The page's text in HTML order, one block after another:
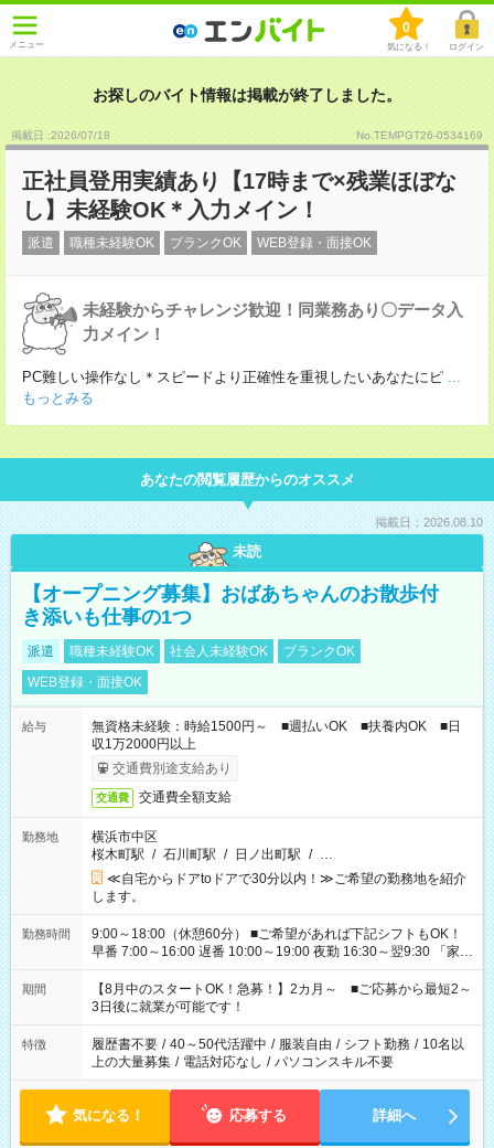
メニュー
0
気になる！ ログイン
お探しのバイト情報は掲載が終了しました。
掲載日 :2026/07/18 No.TEMPGT26-0534169
正社員登用実績あり【17時まで×残業ほぼな
し】未経験OK＊入力メイン！
派遣 職種未経験OK ブランクOK WEB登録・面接OK
未経験からチャレンジ歓迎！同業務あり〇データ入
力メイン！
PC難しい操作なし＊スピードより正確性を重視したいあなたにピ ...
もっとみる
あなたの閲覧履歴からのオススメ
掲載日：2026.08.10
未読
【オープニング募集】おばあちゃんのお散歩付
き添いも仕事の1つ
派遣 職種未経験OK 社会人未経験OK
ブランクOK
WEB登録・面接OK
給与
無資格未経験：時給1500円～ ■週払いOK ■扶養内OK ■日
収1万2000円以上
交通費別途支給あり
交通費 交通費全額支給
勤務地
横浜市中区
桜木町駅 / 石川町駅 / 日ノ出町駅 / …
≪自宅からドアtoドアで30分以内！≫ご希望の勤務地を紹介
します。
勤務時間
9:00～18:00（休憩60分） ■ご希望があれば下記シフトもOK！
早番 7:00～16:00 遅番 10:00～19:00 夜勤 16:30～翌9:30 「家族
と休みを合わせたい」 「余裕を持って夕飯の準備がしたい」
「できれば残業はしたくない」 など、ご希望を教えてください
ね。 ※Wワーク希望の方へ 今ご覧のお仕事で希望する勤務時間
と、もう1つのお仕事の勤務時間。 合計で週40時間を超える場
合は応募できません。
期間
【8月中のスタートOK！急募！】2カ月～ ■ご応募から最短2～
3日後に就業が可能です！
特徴 履歴書不要 / 40～50代活躍中 / 服装自由 / シフト勤務 / 10名以
上の大量募集 / 電話対応なし / パソコンスキル不要
気になる！ 応募する 詳細へ